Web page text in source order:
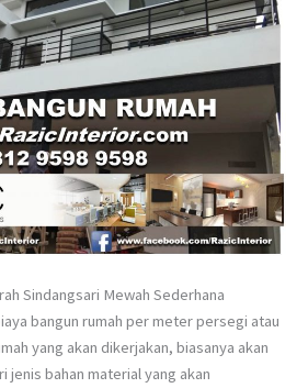
Sindangsari Mewah Sederhana
bangun rumah per meter persegi atau
yang akan dikerjakan, biasanya akan
jenis bahan material yang akan